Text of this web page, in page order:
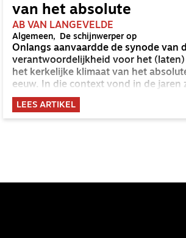
van het absolute
AB VAN LANGEVELDE
Algemeen De schijnwerper op
Onlangs aanvaardde de synode van
verantwoordelijkheid voor het
het kerkelijke klimaat van het
eeuw. In die context vond in de jaren
pijnlijke kerkelijke breuk plaats. De
schuld.
LEES ARTIKEL